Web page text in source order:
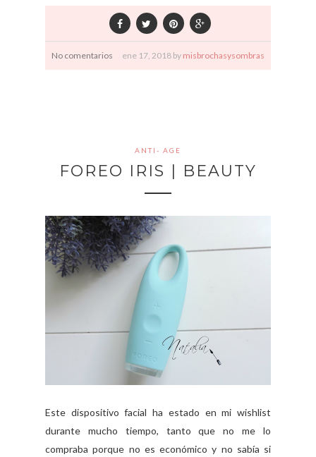
No comentarios ene 17, 2018 by misbrochasysombras
ANTI- AGE
FOREO IRIS | BEAUTY
Este dispositivo facial ha estado en mi wishlist
durante mucho tiempo, tanto que no me lo
compraba porque no es económico y no sabía si